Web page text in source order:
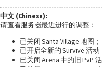
中文 (Chinese):
请查看服务器最近进行的调整：
已关闭 Santa Village 地图；
已开启全新的 Survive 活
已关闭 Arena 中的旧 PvP 活